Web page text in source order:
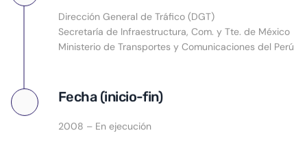
Dirección General de Tráfico (DGT)
Secretaría de Infraestructura, Com. y Tte. de México
Ministerio de Transportes y Comunicaciones del Perú
Fecha (inicio-fin)
2008 – En ejecución